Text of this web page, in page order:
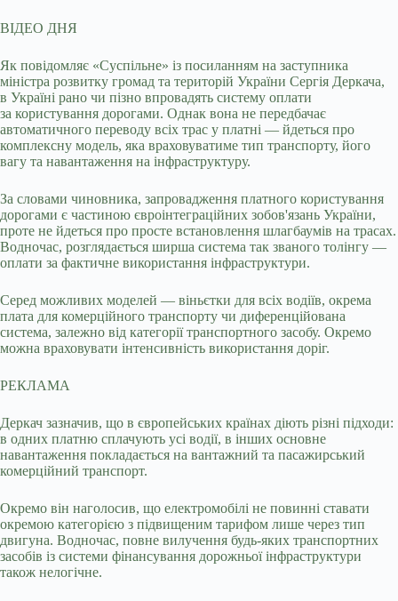
ВІДЕО ДНЯ
Як повідомляє «Суспільне» із посиланням на заступника
міністра розвитку громад та територій України Сергія Деркача,
в Україні рано чи пізно впровадять систему оплати
за користування дорогами. Однак вона не передбачає
автоматичного переводу всіх трас у платні — йдеться про
комплексну модель, яка враховуватиме тип транспорту, його
вагу та навантаження на інфраструктуру.
За словами чиновника, запровадження платного користування
дорогами є частиною євроінтеграційних зобов'язань України,
проте не йдеться про просте встановлення шлагбаумів на трасах.
Водночас, розглядається ширша система так званого толінгу —
оплати за фактичне використання інфраструктури.
Серед можливих моделей — віньєтки для всіх водіїв, окрема
плата для комерційного транспорту чи диференційована
система, залежно від категорії транспортного засобу. Окремо
можна враховувати інтенсивність використання доріг.
РЕКЛАМА
Деркач зазначив, що в європейських країнах діють різні підходи:
в одних платню сплачують усі водії, в інших основне
навантаження покладається на вантажний та пасажирський
комерційний транспорт.
Окремо він наголосив, що електромобілі не повинні ставати
окремою категорією з підвищеним тарифом лише через тип
двигуна. Водночас, повне вилучення будь-яких транспортних
засобів із системи фінансування дорожньої інфраструктури
також нелогічне.